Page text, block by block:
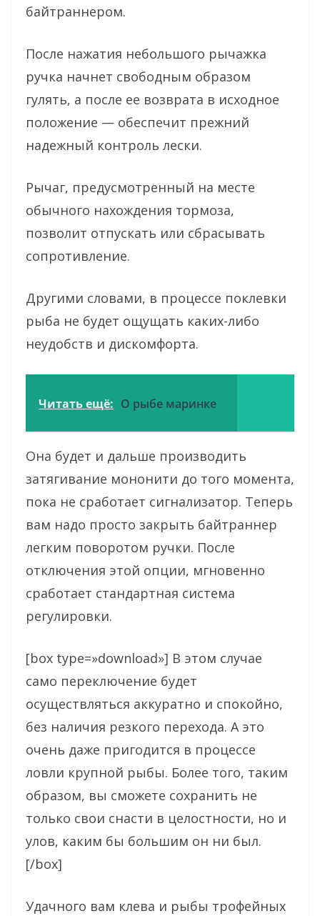
байтраннером.
После нажатия небольшого рычажка
ручка начнет свободным образом
гулять, а после ее возврата в исходное
положение — обеспечит прежний
надежный контроль лески.
Рычаг, предусмотренный на месте
обычного нахождения тормоза,
позволит отпускать или сбрасывать
сопротивление.
Другими словами, в процессе поклевки
рыба не будет ощущать каких-либо
неудобств и дискомфорта.
Читать ещё: О рыбе маринке
Она будет и дальше производить
затягивание мононити до того момента,
пока не сработает сигнализатор. Теперь
вам надо просто закрыть байтраннер
легким поворотом ручки. После
отключения этой опции, мгновенно
сработает стандартная система
регулировки.
[box type=»download»] В этом случае
само переключение будет
осуществляться аккуратно и спокойно,
без наличия резкого перехода. А это
очень даже пригодится в процессе
ловли крупной рыбы. Более того, таким
образом, вы сможете сохранить не
только свои снасти в целостности, но и
улов, каким бы большим он ни был.
[/box]
Удачного вам клева и рыбы трофейных